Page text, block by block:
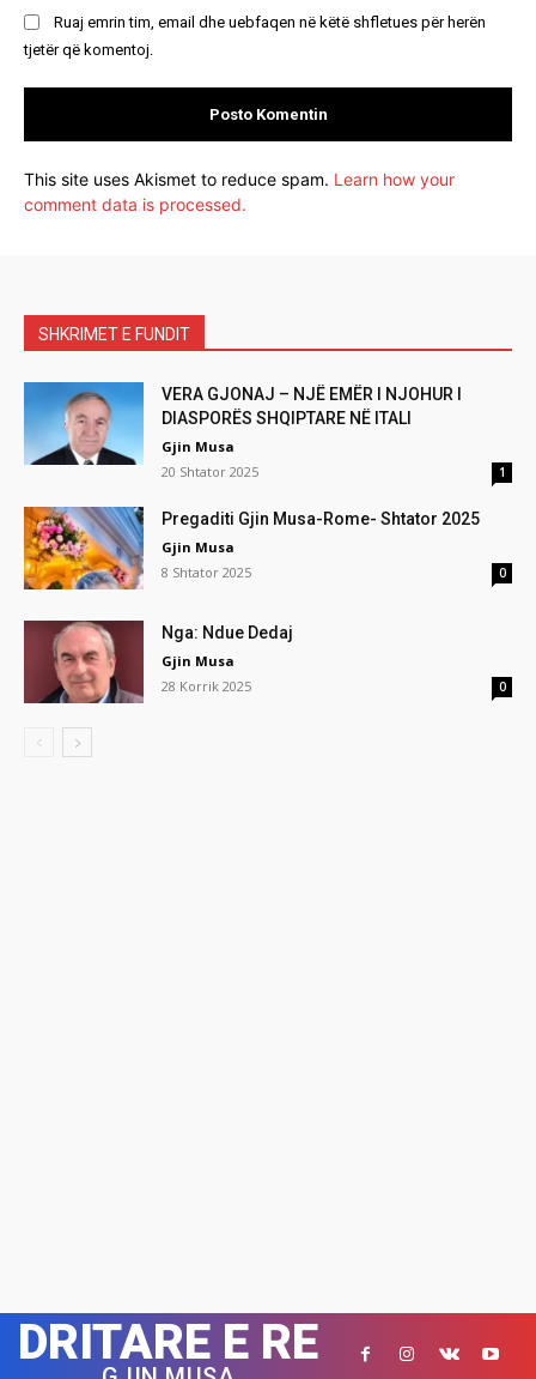
Ruaj emrin tim, email dhe uebfaqen në këtë shfletues për herën
tjetër që komentoj.
This site uses Akismet to reduce spam. Learn how your
comment data is processed.
SHKRIMET E FUNDIT
VERA GJONAJ – NJË EMËR I NJOHUR I
DIASPORËS SHQIPTARE NË ITALI
Gjin Musa
20 Shtator 2025
1
Pregaditi Gjin Musa-Rome- Shtator 2025
Gjin Musa
8 Shtator 2025
0
Nga: Ndue Dedaj
Gjin Musa
28 Korrik 2025
0
DRITARE E RE